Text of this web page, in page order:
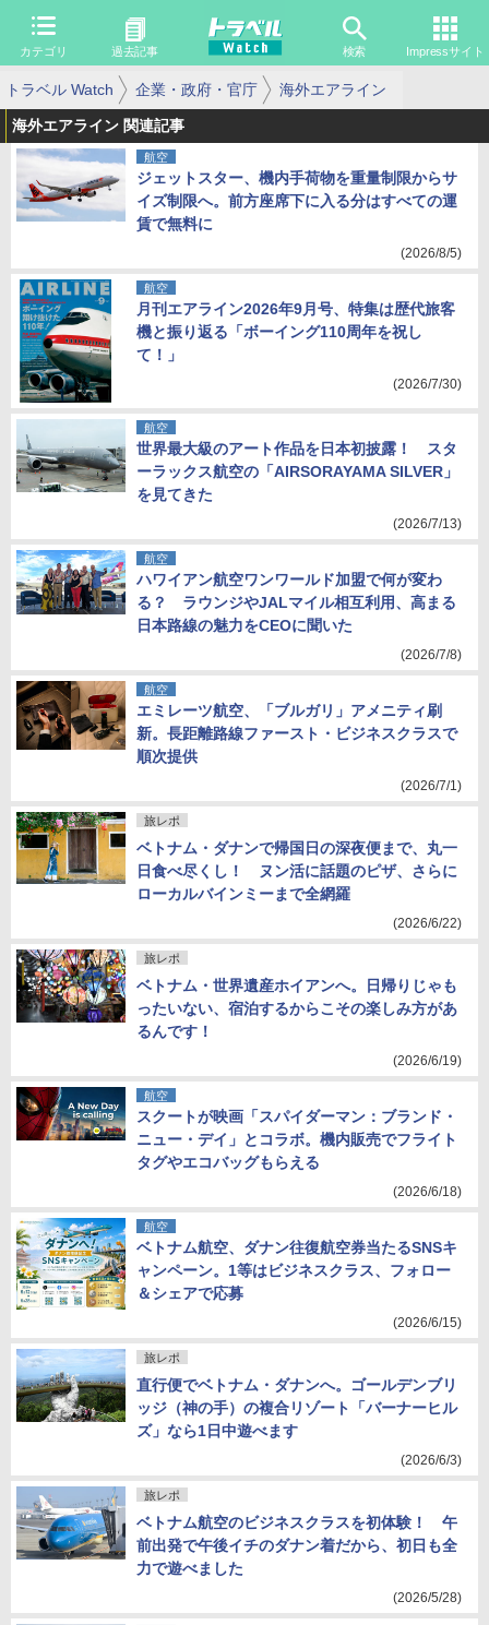
カテゴリ 過去記事 検索 Impressサイト
トラベル Watch 企業・政府・官庁 海外エアライン
海外エアライン 関連記事
航空
ジェットスター、機内手荷物を重量制限からサ
イズ制限へ。前方座席下に入る分はすべての運
賃で無料に
(2026/8/5)
航空
月刊エアライン2026年9月号、特集は歴代旅客
機と振り返る「ボーイング110周年を祝し
て！」
(2026/7/30)
航空
世界最大級のアート作品を日本初披露！ スタ
ーラックス航空の「AIRSORAYAMA SILVER」
を見てきた
(2026/7/13)
航空
ハワイアン航空ワンワールド加盟で何が変わ
る？ ラウンジやJALマイル相互利用、高まる
日本路線の魅力をCEOに聞いた
(2026/7/8)
航空
エミレーツ航空、「ブルガリ」アメニティ刷
新。長距離路線ファースト・ビジネスクラスで
順次提供
(2026/7/1)
旅レポ
ベトナム・ダナンで帰国日の深夜便まで、丸一
日食べ尽くし！ ヌン活に話題のピザ、さらに
ローカルバインミーまで全網羅
(2026/6/22)
旅レポ
ベトナム・世界遺産ホイアンへ。日帰りじゃも
ったいない、宿泊するからこその楽しみ方があ
るんです！
(2026/6/19)
航空
スクートが映画「スパイダーマン：ブランド・
ニュー・デイ」とコラボ。機内販売でフライト
タグやエコバッグもらえる
(2026/6/18)
航空
ベトナム航空、ダナン往復航空券当たるSNSキ
ャンペーン。1等はビジネスクラス、フォロー
＆シェアで応募
(2026/6/15)
旅レポ
直行便でベトナム・ダナンへ。ゴールデンブリ
ッジ（神の手）の複合リゾート「バーナーヒル
ズ」なら1日中遊べます
(2026/6/3)
旅レポ
ベトナム航空のビジネスクラスを初体験！ 午
前出発で午後イチのダナン着だから、初日も全
力で遊べました
(2026/5/28)